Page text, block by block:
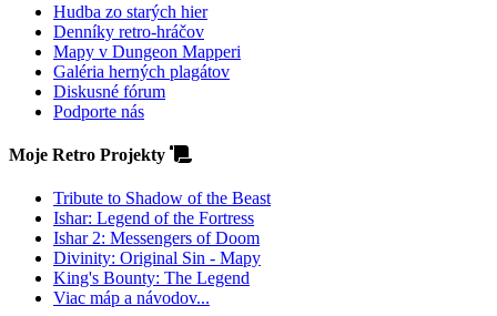
Hudba zo starých hier
Denníky retro-hráčov
Mapy v Dungeon Mapperi
Galéria herných plagátov
Diskusné fórum
Podporte nás
Moje Retro Projekty
Tribute to Shadow of the Beast
Ishar: Legend of the Fortress
Ishar 2: Messengers of Doom
Divinity: Original Sin - Mapy
King's Bounty: The Legend
Viac máp a návodov...